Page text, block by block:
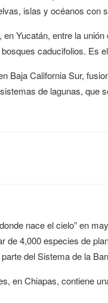
islas y océanos con
en Yucatán, entre la
caducifolios. Es
Baja California Sur,
de lagunas, que
nace el cielo” en
de 4,000 especies de
del Sistema de la
en Chiapas, contiene